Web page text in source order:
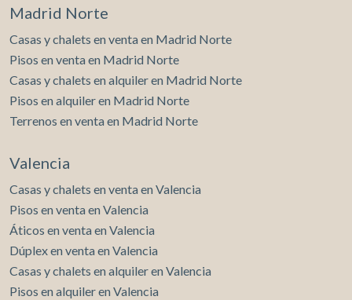
Madrid Norte
Casas y chalets en venta en Madrid Norte
Pisos en venta en Madrid Norte
Casas y chalets en alquiler en Madrid Norte
Pisos en alquiler en Madrid Norte
Terrenos en venta en Madrid Norte
Valencia
Casas y chalets en venta en Valencia
Pisos en venta en Valencia
Áticos en venta en Valencia
Dúplex en venta en Valencia
Casas y chalets en alquiler en Valencia
Pisos en alquiler en Valencia